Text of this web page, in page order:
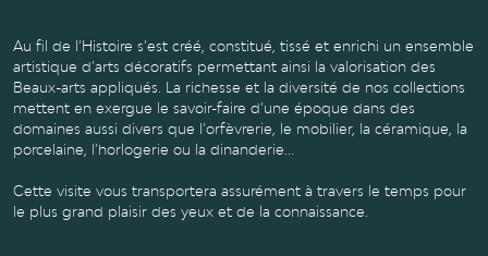
PORCELAINE
DE
TOURNAI
»,
IVOIRE
Au fil de l’Histoire s’est créé, constitué, tissé et enrichi un ensemble
artistique d’arts décoratifs permettant ainsi la valorisation des
Beaux-arts appliqués. La richesse et la diversité de nos collections
mettent en exergue le savoir-faire d’une époque dans des
domaines aussi divers que l’orfèvrerie, le mobilier, la céramique, la
porcelaine, l’horlogerie ou la dinanderie...
Cette visite vous transportera assurément à travers le temps pour
le plus grand plaisir des yeux et de la connaissance.